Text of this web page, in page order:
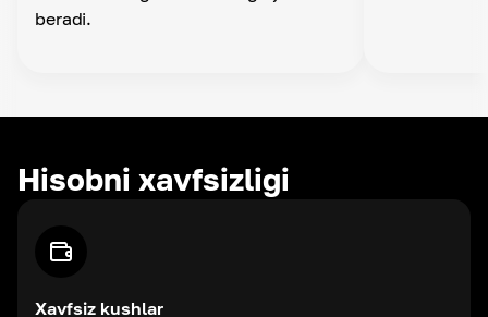
beradi.
Hisobni xavfsizligi
Xavfsiz kushlar